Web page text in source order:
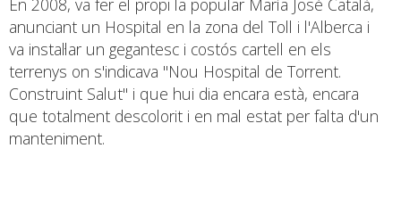
anunciant un Hospital en la zona del Toll i l'Alberca i
va instal·lar un gegantesc i costós cartell en els
terrenys on s'indicava "Nou Hospital de Torrent.
Construint Salut" i que hui dia encara està, encara
que totalment descolorit i en mal estat per falta d'un
manteniment.